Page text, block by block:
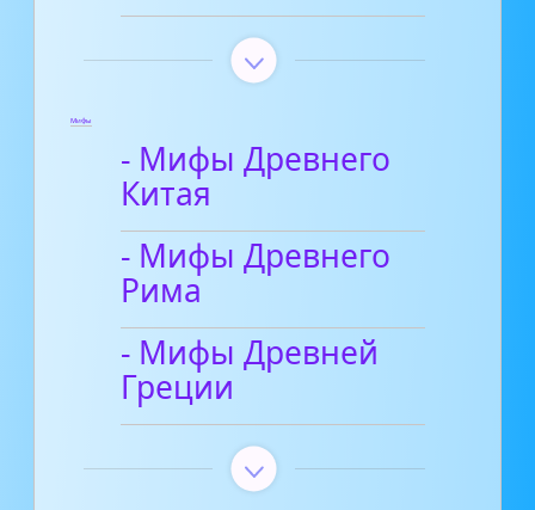
Мифы
- Мифы Древнего
Китая
- Мифы Древнего
Рима
- Мифы Древней
Греции